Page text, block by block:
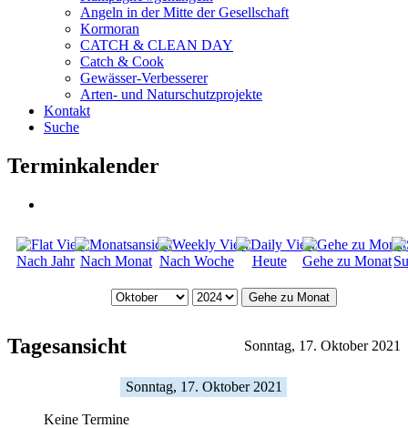
Angeln in der Mitte der Gesellschaft
Kormoran
CATCH & CLEAN DAY
Catch & Cook
Gewässer-Verbesserer
Arten- und Naturschutzprojekte
Kontakt
Suche
Terminkalender
Nach Jahr Nach Monat Nach Woche Heute Gehe zu Monat
Gehe zu Monat
Tagesansicht Sonntag, 17. Oktober 2021
Sonntag, 17. Oktober 2021
Keine Termine